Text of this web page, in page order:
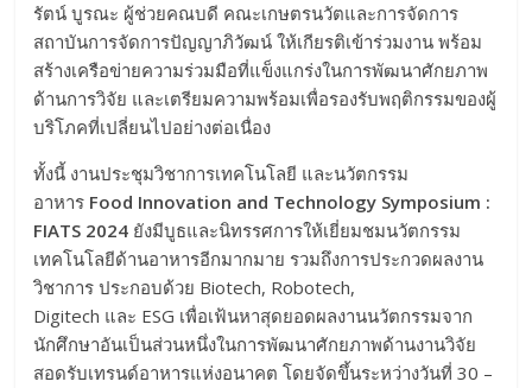
รัตน์ บูรณะ ผู้ช่วยคณบดี คณะเกษตรนวัตและการจัดการ
สถาบันการจัดการปัญญาภิวัฒน์ ให้เกียรติเข้าร่วมงาน พร้อม
สร้างเครือข่ายความร่วมมือที่แข็งแกร่งในการพัฒนาศักยภาพ
ด้านการวิจัย และเตรียมความพร้อมเพื่อรองรับพฤติกรรมของผู้
บริโภคที่เปลี่ยนไปอย่างต่อเนื่อง
ทั้งนี้ งานประชุมวิชาการเทคโนโลยี และนวัตกรรม
อาหาร Food Innovation and Technology Symposium :
FIATS 2024 ยังมีบูธและนิทรรศการให้เยี่ยมชมนวัตกรรม
เทคโนโลยีด้านอาหารอีกมากมาย รวมถึงการประกวดผลงาน
วิชาการ ประกอบด้วย Biotech, Robotech,
Digitech และ ESG เพื่อเฟ้นหาสุดยอดผลงานนวัตกรรมจาก
นักศึกษาอันเป็นส่วนหนึ่งในการพัฒนาศักยภาพด้านงานวิจัย
สอดรับเทรนด์อาหารแห่งอนาคต โดยจัดขึ้นระหว่างวันที่ 30 –